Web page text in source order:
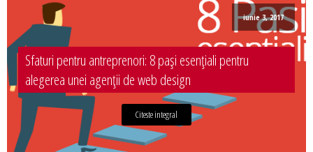
iunie 3, 2017
Sfaturi pentru antreprenori: 8 pași esențiali pentru
alegerea unei agenții de web design
Citeste integral